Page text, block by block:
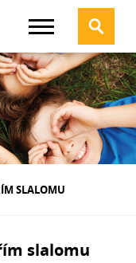
SLALOMU
slalomu